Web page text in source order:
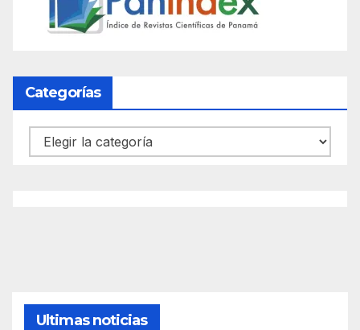
Categorías
Categorías
Ultimas noticias